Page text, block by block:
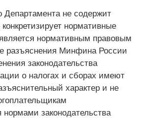
не содержит
нормативные
нормативным правовым
разъяснения Минфина России
законодательства
о налогах и сборах имеют
характер и не
нормами законодательства